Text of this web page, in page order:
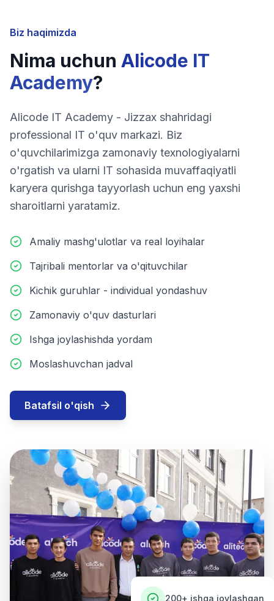
Biz haqimizda
Nima uchun Alicode IT
Academy?
Alicode IT Academy - Jizzax shahridagi
professional IT o'quv markazi. Biz
o'quvchilarimizga zamonaviy texnologiyalarni
o'rgatish va ularni IT sohasida muvaffaqiyatli
karyera qurishga tayyorlash uchun eng yaxshi
sharoitlarni yaratamiz.
Amaliy mashg'ulotlar va real loyihalar
Tajribali mentorlar va o'qituvchilar
Kichik guruhlar - individual yondashuv
Zamonaviy o'quv dasturlari
Ishga joylashishda yordam
Moslashuvchan jadval
Batafsil o'qish
200+ ishga joylashgan